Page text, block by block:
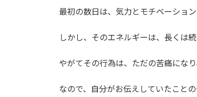
最初の数日は、気力とモチベーショ
しかし、そのエネルギーは、長くは続
やがてその行為は、ただの苦痛にな
なので、自分がお伝えしていたこと